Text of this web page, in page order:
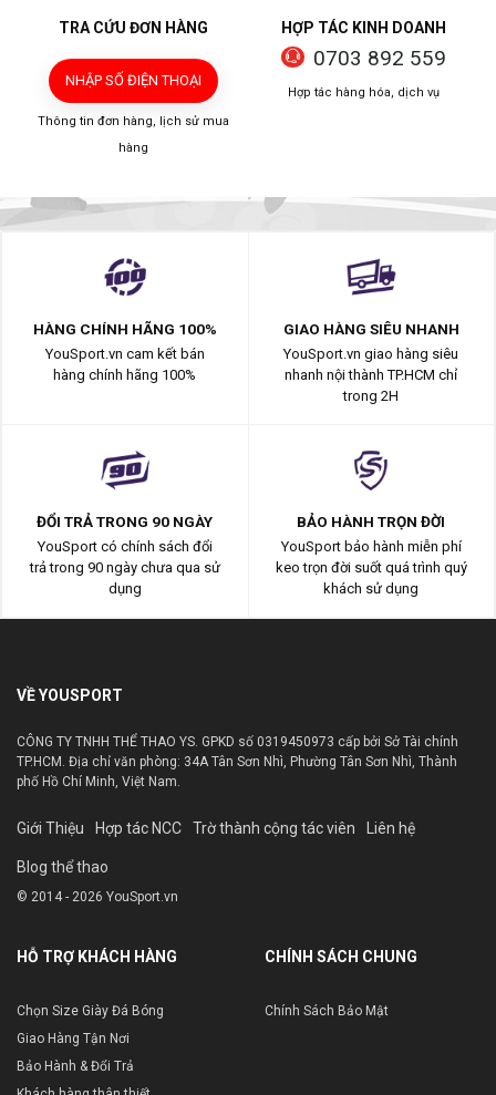
TRA CỨU ĐƠN HÀNG
NHẬP SỐ ĐIỆN THOẠI
Thông tin đơn hàng, lịch sử mua
hàng
HỢP TÁC KINH DOANH
0703 892 559
Hợp tác hàng hóa, dịch vụ
HÀNG CHÍNH HÃNG 100%
YouSport.vn cam kết bán
hàng chính hãng 100%
GIAO HÀNG SIÊU NHANH
YouSport.vn giao hàng siêu
nhanh nội thành TP.HCM chỉ
trong 2H
ĐỔI TRẢ TRONG 90 NGÀY
YouSport có chính sách đổi
trả trong 90 ngày chưa qua sử
dụng
BẢO HÀNH TRỌN ĐỜI
YouSport bảo hành miễn phí
keo trọn đời suốt quá trình quý
khách sử dụng
VỀ YOUSPORT
CÔNG TY TNHH THỂ THAO YS. GPKD số 0319450973 cấp bởi Sở Tài chính
TP.HCM. Địa chỉ văn phòng: 34A Tân Sơn Nhì, Phường Tân Sơn Nhì, Thành
phố Hồ Chí Minh, Việt Nam.
Giới Thiệu Hợp tác NCC Trờ thành cộng tác viên Liên hệ
Blog thể thao
© 2014 - 2026 YouSport.vn
HỖ TRỢ KHÁCH HÀNG
Chọn Size Giày Đá Bóng
Giao Hàng Tận Nơi
Bảo Hành & Đổi Trả
CHÍNH SÁCH CHUNG
Chính Sách Bảo Mật